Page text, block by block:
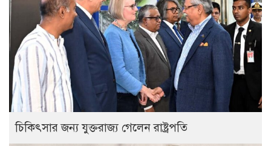
চিকিৎসার জন্য যুক্তরাজ্য গেলেন রাষ্ট্রপতি